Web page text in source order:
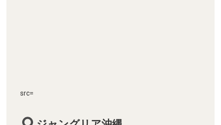
400群体のサンゴの展示が楽しめ
src=